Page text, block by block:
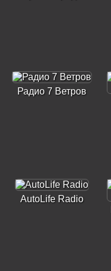
Радио 7 Ветров
AutoLife Radio